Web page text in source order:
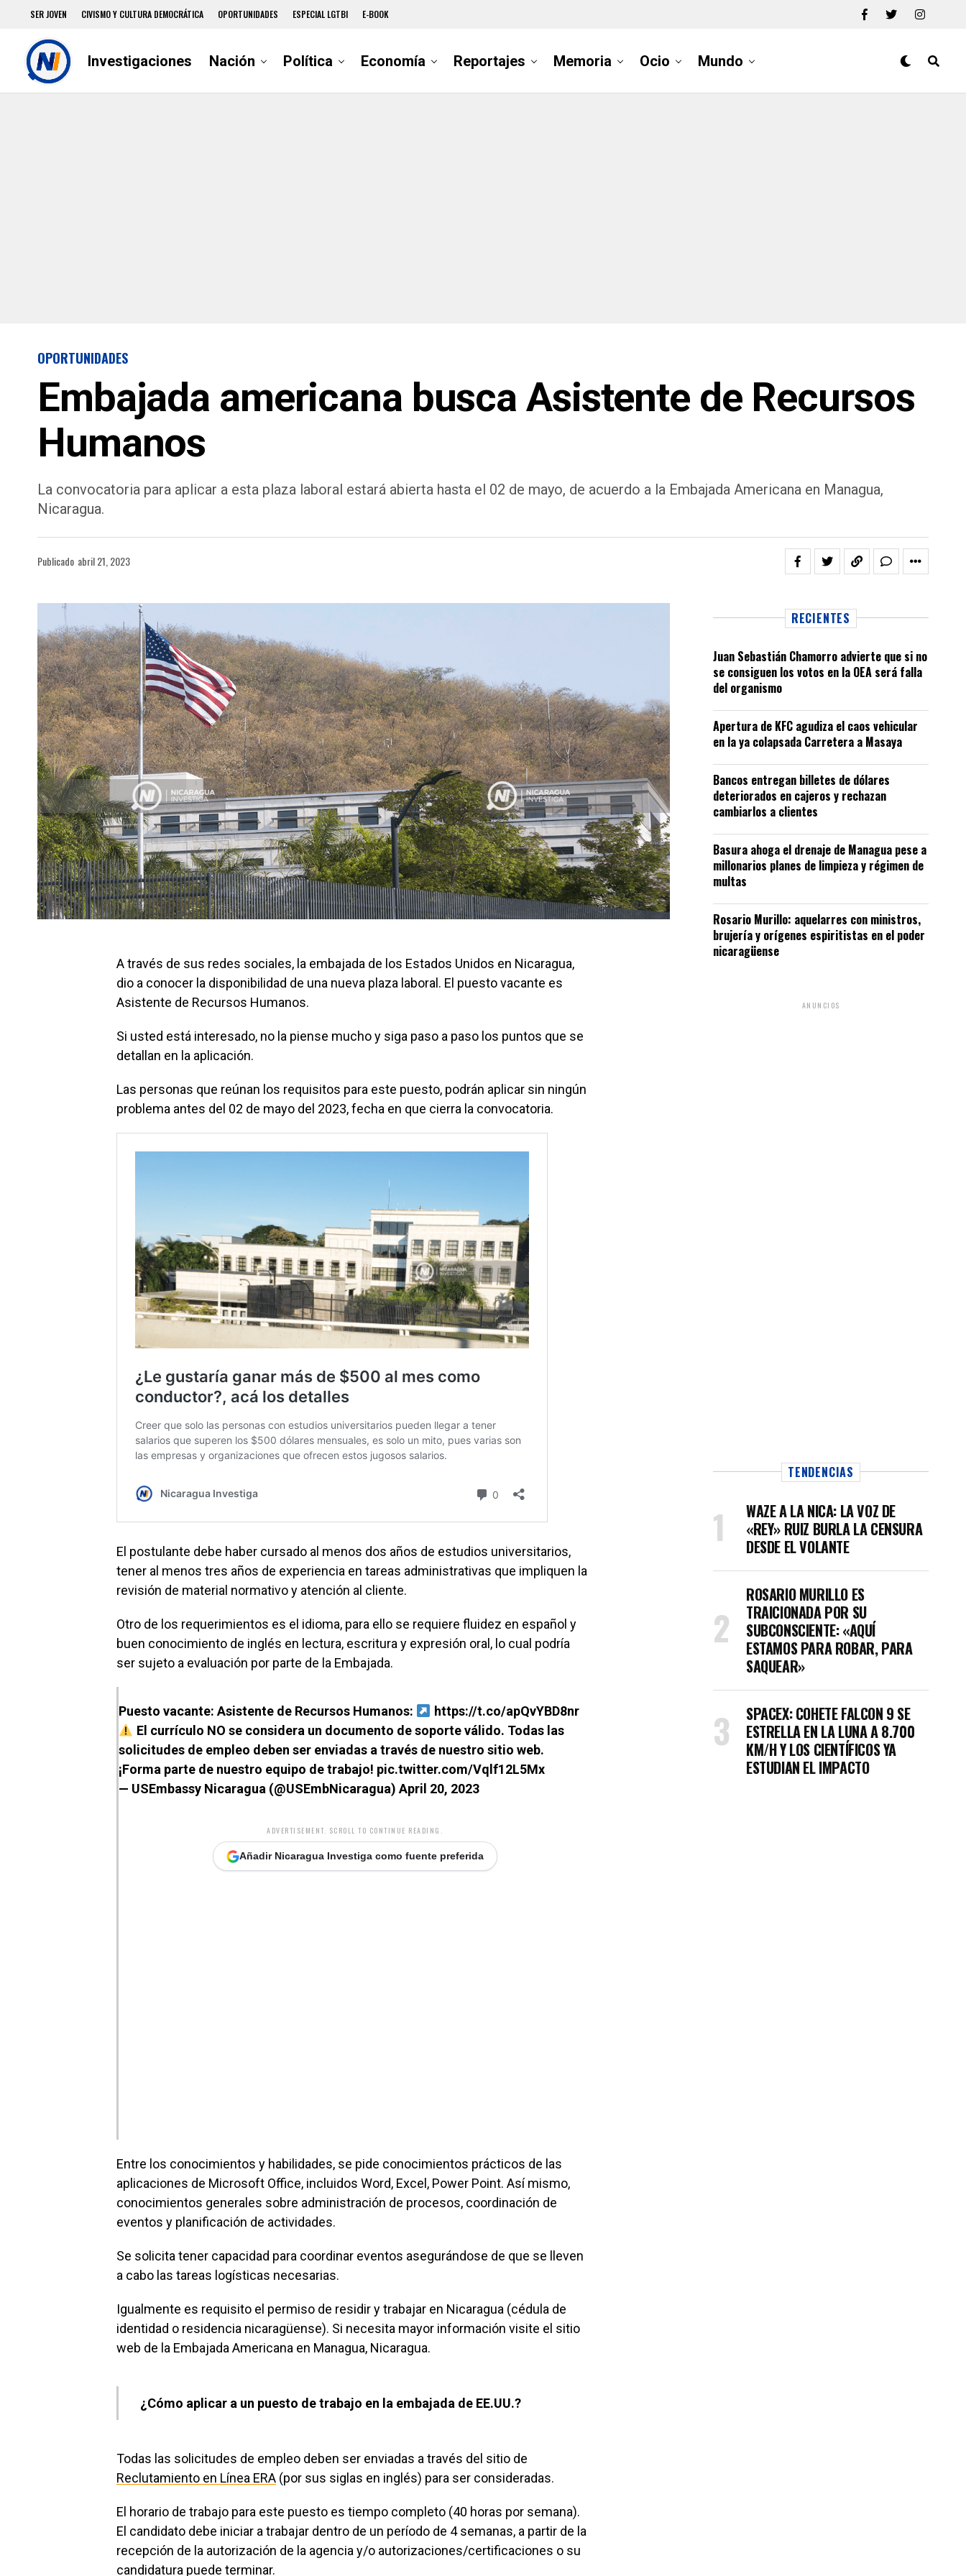
SER JOVEN CIVISMO Y CULTURA DEMOCRÁTICA OPORTUNIDADES ESPECIAL LGTBI E-BOOK
Investigaciones Nación Política Economía Reportajes Memoria Ocio Mundo
OPORTUNIDADES
Embajada americana busca Asistente de Recursos
Humanos
La convocatoria para aplicar a esta plaza laboral estará abierta hasta el 02 de mayo, de acuerdo a la Embajada Americana en Managua,
Nicaragua.
Publicado abril 21, 2023
A través de sus redes sociales, la embajada de los Estados Unidos en Nicaragua,
dio a conocer la disponibilidad de una nueva plaza laboral. El puesto vacante es
Asistente de Recursos Humanos.
Si usted está interesado, no la piense mucho y siga paso a paso los puntos que se
detallan en la aplicación.
Las personas que reúnan los requisitos para este puesto, podrán aplicar sin ningún
problema antes del 02 de mayo del 2023, fecha en que cierra la convocatoria.
El postulante debe haber cursado al menos dos años de estudios universitarios,
tener al menos tres años de experiencia en tareas administrativas que impliquen la
revisión de material normativo y atención al cliente.
Otro de los requerimientos es el idioma, para ello se requiere fluidez en español y
buen conocimiento de inglés en lectura, escritura y expresión oral, lo cual podría
ser sujeto a evaluación por parte de la Embajada.
Puesto vacante: Asistente de Recursos Humanos:
https://t.co/apQvYBD8nr
El currículo NO se considera un documento de soporte válido. Todas las
solicitudes de empleo deben ser enviadas a través de nuestro sitio web.
¡Forma parte de nuestro equipo de trabajo! pic.twitter.com/Vqlf12L5Mx
— USEmbassy Nicaragua (@USEmbNicaragua) April 20, 2023
ADVERTISEMENT. SCROLL TO CONTINUE READING.
Añadir Nicaragua Investiga como fuente preferida
Entre los conocimientos y habilidades, se pide conocimientos prácticos de las
aplicaciones de Microsoft Office, incluidos Word, Excel, Power Point. Así mismo,
conocimientos generales sobre administración de procesos, coordinación de
eventos y planificación de actividades.
Se solicita tener capacidad para coordinar eventos asegurándose de que se lleven
a cabo las tareas logísticas necesarias.
Igualmente es requisito el permiso de residir y trabajar en Nicaragua (cédula de
identidad o residencia nicaragüense). Si necesita mayor información visite el sitio
web de la Embajada Americana en Managua, Nicaragua.
¿Cómo aplicar a un puesto de trabajo en la embajada de EE.UU.?
Todas las solicitudes de empleo deben ser enviadas a través del sitio de
Reclutamiento en Línea ERA (por sus siglas en inglés) para ser consideradas.
El horario de trabajo para este puesto es tiempo completo (40 horas por semana).
El candidato debe iniciar a trabajar dentro de un período de 4 semanas, a partir de la
recepción de la autorización de la agencia y/o autorizaciones/certificaciones o su
candidatura puede terminar.
RECIENTES
Juan Sebastián Chamorro advierte que si no
se consiguen los votos en la OEA será falla
del organismo
Apertura de KFC agudiza el caos vehicular
en la ya colapsada Carretera a Masaya
Bancos entregan billetes de dólares
deteriorados en cajeros y rechazan
cambiarlos a clientes
Basura ahoga el drenaje de Managua pese a
millonarios planes de limpieza y régimen de
multas
Rosario Murillo: aquelarres con ministros,
brujería y orígenes espiritistas en el poder
nicaragüense
ANUNCIOS
TENDENCIAS
WAZE A LA NICA: LA VOZ DE
«REY» RUIZ BURLA LA CENSURA
DESDE EL VOLANTE
ROSARIO MURILLO ES
TRAICIONADA POR SU
SUBCONSCIENTE: «AQUÍ
ESTAMOS PARA ROBAR, PARA
SAQUEAR»
SPACEX: COHETE FALCON 9 SE
ESTRELLA EN LA LUNA A 8.700
KM/H Y LOS CIENTÍFICOS YA
ESTUDIAN EL IMPACTO